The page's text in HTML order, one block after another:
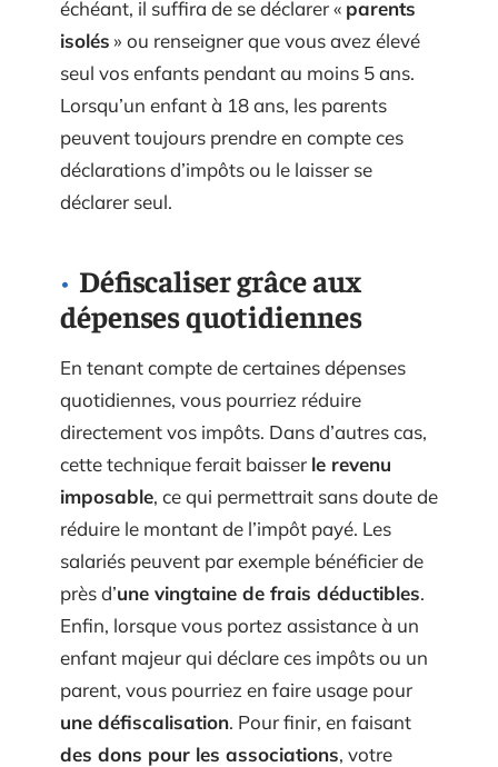
échéant, il suffira de se déclarer « parents
isolés » ou renseigner que vous avez élevé
seul vos enfants pendant au moins 5 ans.
Lorsqu’un enfant à 18 ans, les parents
peuvent toujours prendre en compte ces
déclarations d’impôts ou le laisser se
déclarer seul.
Défiscaliser grâce aux
dépenses quotidiennes
En tenant compte de certaines dépenses
quotidiennes, vous pourriez réduire
directement vos impôts. Dans d’autres cas,
cette technique ferait baisser le revenu
imposable, ce qui permettrait sans doute de
réduire le montant de l’impôt payé. Les
salariés peuvent par exemple bénéficier de
près d’une vingtaine de frais déductibles.
Enfin, lorsque vous portez assistance à un
enfant majeur qui déclare ces impôts ou un
parent, vous pourriez en faire usage pour
une défiscalisation. Pour finir, en faisant
des dons pour les associations, votre